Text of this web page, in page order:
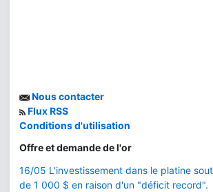
Nous contacter
Flux RSS
Conditions d'utilisation
Offre et demande de l'or
16/05 L'investissement dans le platine
de 1 000 $ en raison d'un "déficit record".